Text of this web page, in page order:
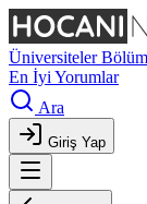
ÜniversitelerBölüm
En İyi Yorumlar
Ara
Giriş Yap